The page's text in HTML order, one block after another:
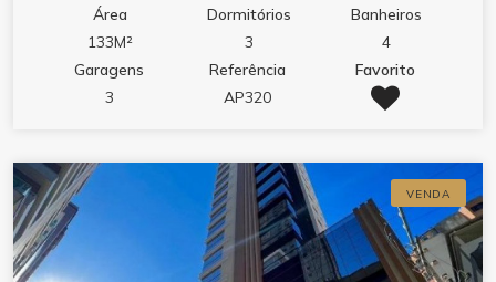
momento da sua família. Próximo de supermercados,
farmácias, restaurantes e de tudo que Itapema
oferece de melhor. É a localização ideal para morar o
ano todo ou para ter uma segunda residência de
Área
133M²
Dormitórios
3
Banheiros
4
Garagens
3
Referência
AP320
Favorito
VENDA